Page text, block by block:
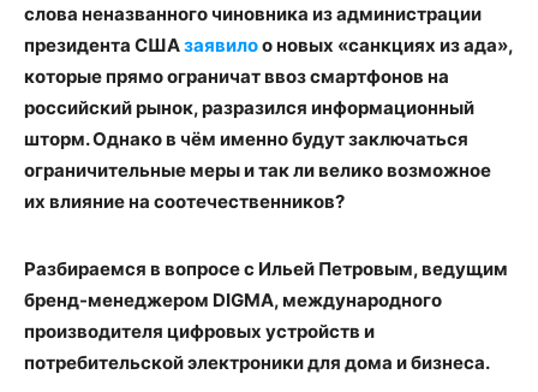
слова неназванного чиновника из администрации
президента СШАзаявилоо новых «санкциях из ада»,
которые прямо ограничат ввоз смартфонов на
российский рынок, разразился информационный
шторм. Однако в чём именно будут заключаться
ограничительные меры и так ли велико возможное
их влияние на соотечественников?
Разбираемся в вопросе с Ильей Петровым, ведущим
бренд-менеджером DIGMA, международного
производителя цифровых устройств и
потребительской электроники для дома и бизнеса.